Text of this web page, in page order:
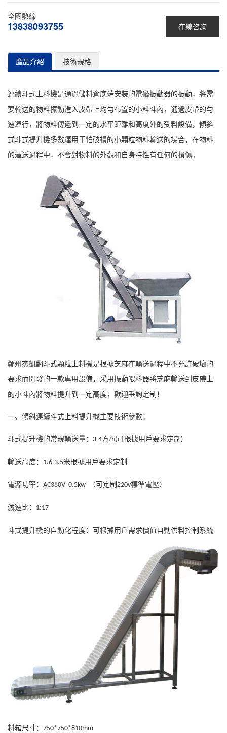
在線咨詢
全國熱線
13838093755
產品介紹 技術規格
連續斗式上料機是通過儲料倉底端安裝的電磁振動器的振動，將需
要輸送的物料振動進入皮帶上均勻布置的小料斗內，通過皮帶的勻
速運行，將物料傳遞到一定的水平距離和高度外的受料設備，傾斜
式斗式提升機多數運用于怕破損的小顆粒物料輸送的場合，在物料
的運送過程中，不會對物料的外觀和自身特性有任何的損傷。
鄭州杰凱翻斗式顆粒上料機是根據芝麻在輸送過程中不允許破壞的
要求而開發的一款專用設備，采用振動喂料器將芝麻輸送到皮帶上
的小斗內將物料提升到一定高度，歡迎垂詢定制！
一、傾斜連續斗式上料提升機主要技術參數：
斗式提升機的常規輸送量： 3-4方/h(可根據用戶要求定制 )
輸送高度： 1.6-3.5米根據用戶要求定制
電源功率： AC380V 0.5kw （可定制 220v標準電壓）
減速比： 1:17
斗式提升機的自動化程度：可根據用戶需求價值自動供料控制系統
料箱尺寸： 750*750*810mm